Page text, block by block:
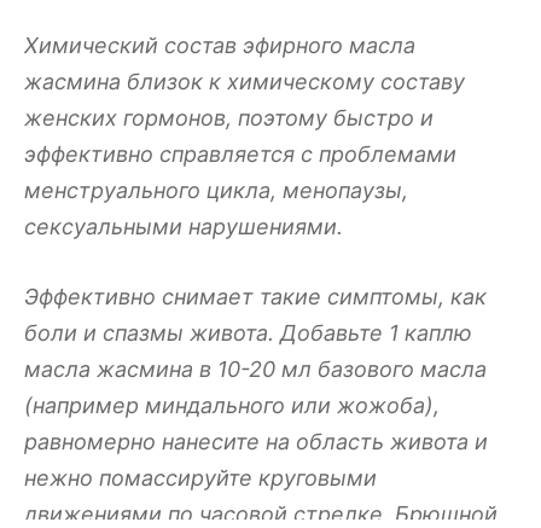
Химический состав эфирного масла
жасмина близок к химическому составу
женских гормонов, поэтому быстро и
эффективно справляется с проблемами
менструального цикла, менопаузы,
сексуальными нарушениями.
Эффективно снимает такие симптомы, как
боли и спазмы живота. Добавьте 1 каплю
масла жасмина в 10-20 мл базового масла
(например миндального или жожоба),
равномерно нанесите на область живота и
нежно помассируйте круговыми
движениями по часовой стрелке. Брюшной